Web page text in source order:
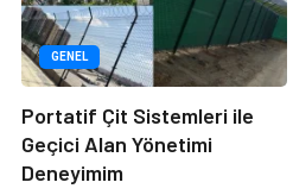
GENEL
Portatif Çit Sistemleri ile
Geçici Alan Yönetimi
Deneyimim